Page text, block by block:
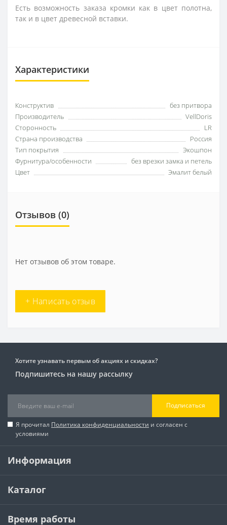
Есть возможность заказа кромки как в цвет полотна,
так и в цвет древесной вставки.
Характеристики
Конструктив
без притвора
Производитель
VellDoris
Сторонность
LR
Страна производства
Россия
Тип покрытия
Экошпон
Фурнитура/особенности
без врезки замка и петель
Цвет
Эмалит белый
Отзывов (0)
Нет отзывов об этом товаре.
+ Написать отзыв
Хотите узнавать первым об акциях и скидках?
Подпишитесь на нашу рассылку
Подписаться
Я прочитал Политика конфиденциальности и согласен с
условиями
Информация
Каталог
Время работы